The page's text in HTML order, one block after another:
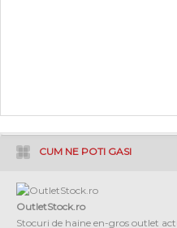
CUM NE POTI GASI
OutletStock.ro
Stocuri de haine en-gros outlet